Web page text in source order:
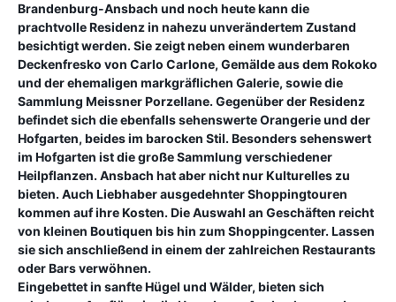
Brandenburg-Ansbach und noch heute kann die
prachtvolle Residenz in nahezu unverändertem Zustand
besichtigt werden. Sie zeigt neben einem wunderbaren
Deckenfresko von Carlo Carlone, Gemälde aus dem Rokoko
und der ehemaligen markgräflichen Galerie, sowie die
Sammlung Meissner Porzellane. Gegenüber der Residenz
befindet sich die ebenfalls sehenswerte Orangerie und der
Hofgarten, beides im barocken Stil. Besonders sehenswert
im Hofgarten ist die große Sammlung verschiedener
Heilpflanzen. Ansbach hat aber nicht nur Kulturelles zu
bieten. Auch Liebhaber ausgedehnter Shoppingtouren
kommen auf ihre Kosten. Die Auswahl an Geschäften reicht
von kleinen Boutiquen bis hin zum Shoppingcenter. Lassen
sie sich anschließend in einem der zahlreichen Restaurants
oder Bars verwöhnen.
Eingebettet in sanfte Hügel und Wälder, bieten sich